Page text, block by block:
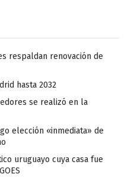
respaldan renovación de
hasta 2032
se realizó en la
elección «inmediata» de
uruguayo cuya casa fue